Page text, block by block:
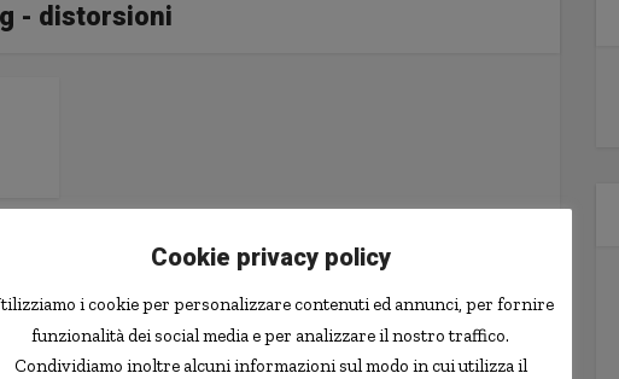
- distorsioni
Cookie privacy policy
i cookie per personalizzare contenuti ed annunci, per fornire
funzionalità dei social media e per analizzare il nostro traffico.
Condividiamo inoltre alcuni informazioni sul modo in cui utilizza il